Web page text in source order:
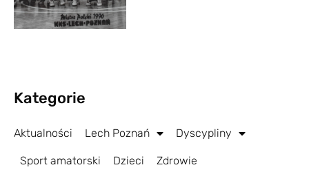
Kategorie
Aktualności Lech Poznań Dyscypliny
Sport amatorski Dzieci Zdrowie